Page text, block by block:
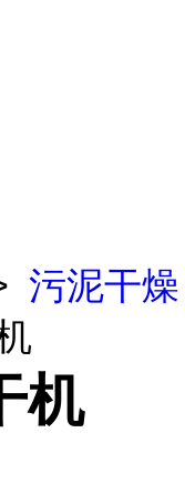
污泥干燥
机